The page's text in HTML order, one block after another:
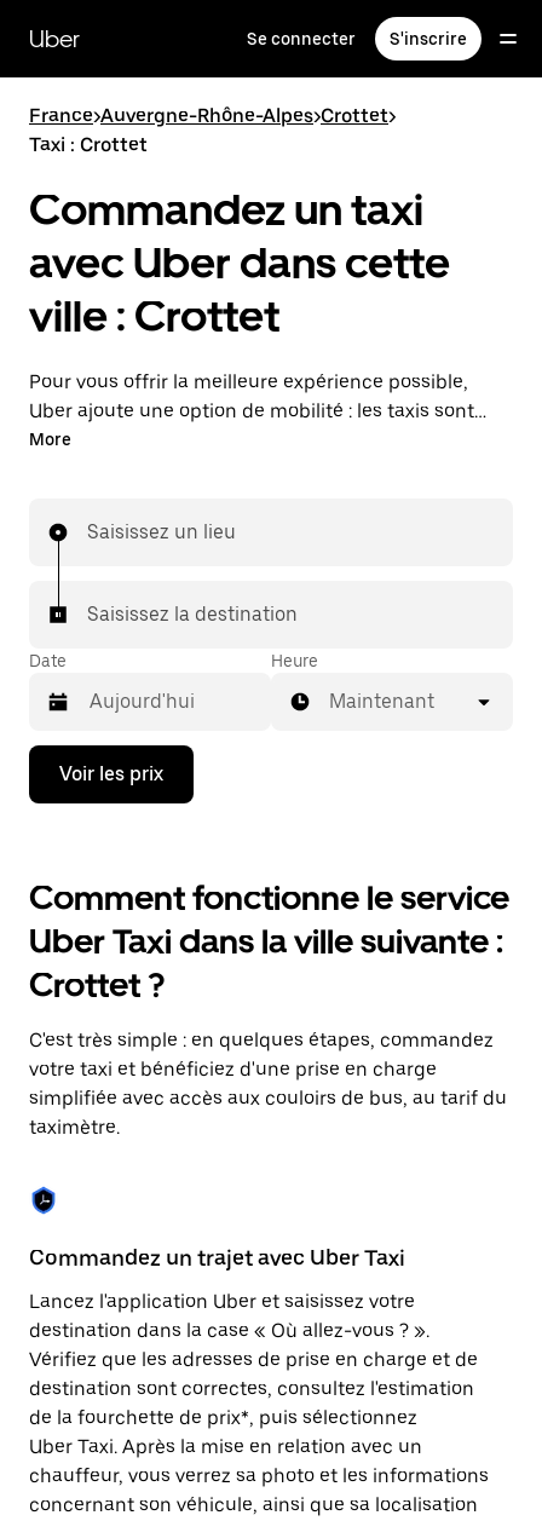
contenu
principal
Uber Se connecter S'inscrire
France>Auvergne-Rhône-Alpes>Crottet>
Taxi : Crottet
Commandez un taxi
avec Uber dans cette
ville : Crottet
Pour vous offrir la meilleure expérience possible,
Uber ajoute une option de mobilité : les taxis sont
maintenant disponibles dans l'application. Uber Taxi :
More
Saisissez un lieu
Saisissez la destination
Date
Appuyez
la
bas
pour
ouvrir
le
calendrier
et
une
date.
Appuyez
sur
la
pour
fermer
calendrier.
Heure
Maintenant
Voir les prix
Comment fonctionne le service
Uber Taxi dans la ville suivante :
Crottet ?
C'est très simple : en quelques étapes, commandez
votre taxi et bénéficiez d'une prise en charge
simplifiée avec accès aux couloirs de bus, au tarif du
taximètre.
Commandez un trajet avec Uber Taxi
Lancez l'application Uber et saisissez votre
destination dans la case « Où allez-vous ? ».
Vérifiez que les adresses de prise en charge et de
destination sont correctes, consultez l'estimation
de la fourchette de prix*, puis sélectionnez
Uber Taxi. Après la mise en relation avec un
chauffeur, vous verrez sa photo et les informations
concernant son véhicule, ainsi que sa localisation